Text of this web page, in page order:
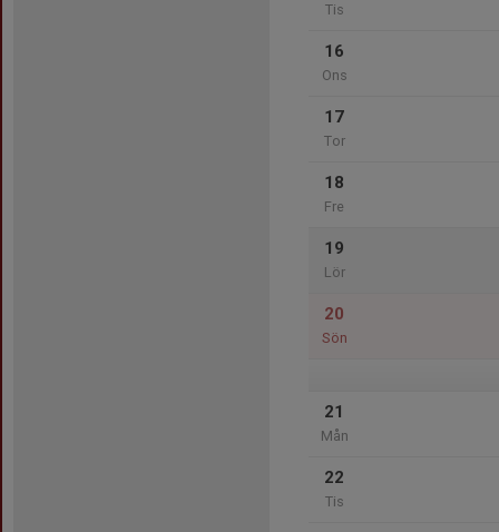
Tis
16
Ons
17
Tor
18
Fre
19
Lör
20
Sön
21
Mån
22
Tis